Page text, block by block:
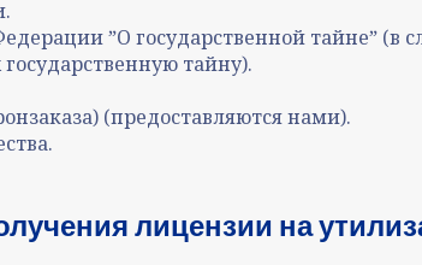
ˮО государственной тайнеˮ (в
тайну).
(предоставляются нами).
лицензии на